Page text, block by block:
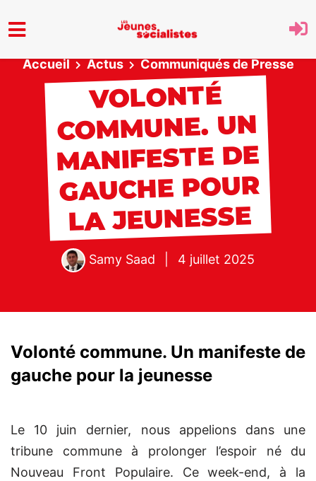
Accueil
Actus Communiqués de Presse
VOLONTÉ
COMMUNE. UN
MANIFESTE DE
GAUCHE POUR
LA JEUNESSE
Samy Saad 4 juillet 2025
Volonté commune. Un manifeste de
gauche pour la jeunesse
Le 10 juin dernier, nous appelions dans une
tribune commune à prolonger l’espoir né du
Nouveau Front Populaire. Ce week-end, à la